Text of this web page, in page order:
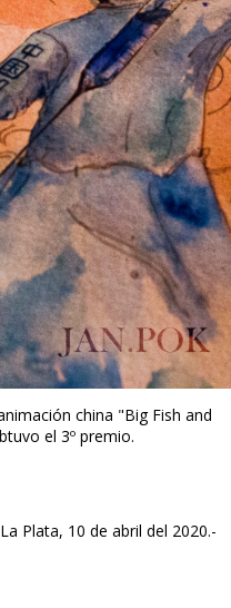
china "Big Fish and
el 3º premio.
del 2020.-